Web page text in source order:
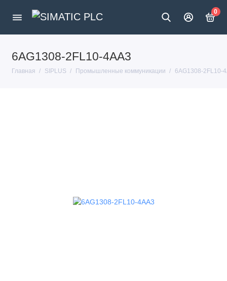
0
6AG1308-2FL10-4AA3
Главная SIPLUS Промышленные коммуникации 6AG1308-2FL10-